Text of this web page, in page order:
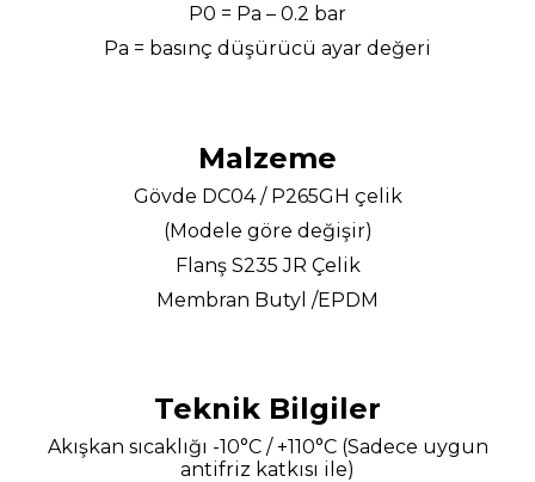
P0 = Pa – 0.2 bar
Pa = basınç düşürücü ayar değeri
Malzeme
Gövde DC04 / P265GH çelik
(Modele göre değişir)
Flanş S235 JR Çelik
Membran Butyl /EPDM
Teknik Bilgiler
Akışkan sıcaklığı -10°C / +110°C (Sadece uygun
antifriz katkısı ile)